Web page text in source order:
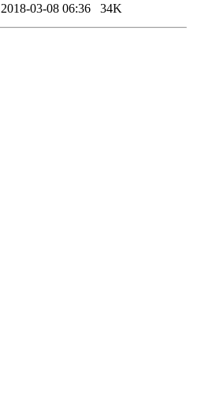
2018-03-08 06:36 34K